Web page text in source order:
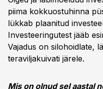
piima kokkuostuhinna
lükkab plaanitud
Investeeringutest jääb
Vajadus on silohoidlate,
teraviljakuivati järele.
Mis on olnud sel aastal